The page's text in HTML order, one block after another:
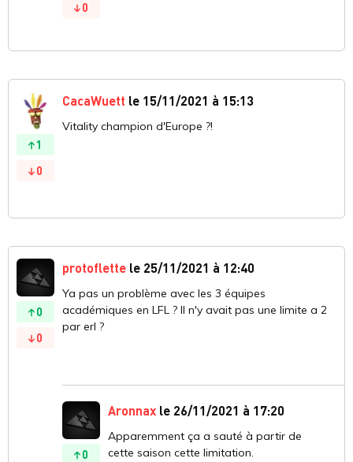
0
1
0
CacaWuett le 15/11/2021 à 15:13
Vitality champion d'Europe ?!
0
0
protoflette le 25/11/2021 à 12:40
Ya pas un problème avec les 3 équipes
académiques en LFL ? Il n'y avait pas une limite a 2
par erl ?
0
Aronnax le 26/11/2021 à 17:20
Apparemment ça a sauté à partir de
cette saison cette limitation.